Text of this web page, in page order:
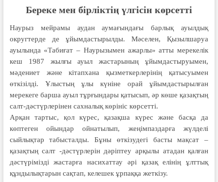
Береке мен бірліктің үлгісін көрсетті
Наурыз мейрамы аудан аумағындағы барлық ауылдық
округтерде де ұйымдастырылды. Мәселен, Қызылшаруа
ауылында «Табиғат – Наурызымен ажарлы» атты мерекелік
кеш 1987 жылғы ауыл жастарының ұйымдастыруымен,
мәдениет және кітапхана қызметкерлерінің қатысуымен
өткізілді. Ұлыстың ұлы күніне орай ұйымдастырылған
мерекеге барша ауыл тұрғындары қатысып, әр көше қазақтың
салт-дәстүрлерінен сахналық көрініс көрсетті.
Арқан тартыс, қол күрес, қазақша күрес және басқа да
көптеген ойындар ойнатылып, жеңімпаздарға жүлделі
сыйлықтар табысталды. Бұны өткізудегі басты мақсат –
қазақтың салт -дәстүрлерін дәріптеу арқылы атадан қалған
дәстүрімізді жастарға насихаттау әрі қазақ елінің ұлттық
құндылықтарын сақтап, келешек ұрпаққа жеткізу.